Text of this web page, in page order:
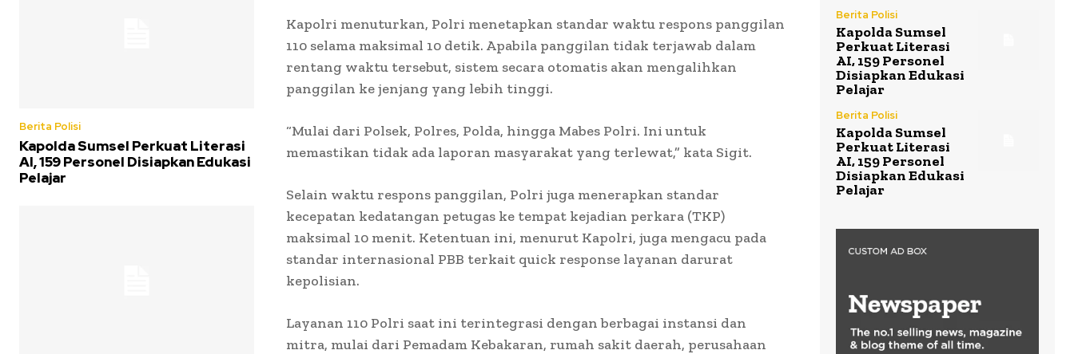
Berita Polisi
Kapolda Sumsel Perkuat Literasi
AI, 159 Personel Disiapkan Edukasi
Pelajar
Kapolri menuturkan, Polri menetapkan standar waktu respons panggilan
110 selama maksimal 10 detik. Apabila panggilan tidak terjawab dalam
rentang waktu tersebut, sistem secara otomatis akan mengalihkan
panggilan ke jenjang yang lebih tinggi.
“Mulai dari Polsek, Polres, Polda, hingga Mabes Polri. Ini untuk
memastikan tidak ada laporan masyarakat yang terlewat,” kata Sigit.
Selain waktu respons panggilan, Polri juga menerapkan standar
kecepatan kedatangan petugas ke tempat kejadian perkara (TKP)
maksimal 10 menit. Ketentuan ini, menurut Kapolri, juga mengacu pada
standar internasional PBB terkait quick response layanan darurat
kepolisian.
Layanan 110 Polri saat ini terintegrasi dengan berbagai instansi dan
mitra, mulai dari Pemadam Kebakaran, rumah sakit daerah, perusahaan
Berita Polisi
Kapolda Sumsel
Perkuat Literasi
AI, 159 Personel
Disiapkan Edukasi
Pelajar
Berita Polisi
Kapolda Sumsel
Perkuat Literasi
AI, 159 Personel
Disiapkan Edukasi
Pelajar